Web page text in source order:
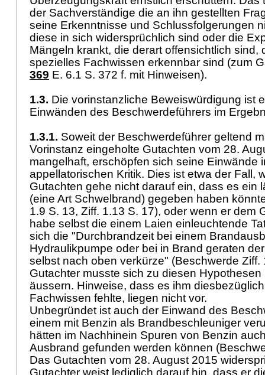
der Sachverständige die an ihn gestellten
seine Erkenntnisse und Schlussfolgerungen
diese in sich widersprüchlich sind oder die
Mängeln krankt, die derart offensichtlich sind,
spezielles Fachwissen erkennbar sind (zum
369 E. 6.1 S. 372 f. mit Hinweisen).
1.3. Die vorinstanzliche Beweiswürdigung ist
Einwänden des Beschwerdeführers im
1.3.1. Soweit der Beschwerdeführer geltend
Vorinstanz eingeholte Gutachten vom 28.
mangelhaft, erschöpfen sich seine Einwände
appellatorischen Kritik. Dies ist etwa der Fall,
Gutachten gehe nicht darauf ein, dass es ein
(eine Art Schwelbrand) gegeben haben
1.9 S. 13, Ziff. 1.13 S. 17), oder wenn er dem
habe selbst die einem Laien einleuchtende
sich die "Durchbrandzeit bei einem
Hydraulikpumpe oder bei in Brand geraten
selbst nach oben verkürze" (Beschwerde Ziff.
Gutachter musste sich zu diesen Hypothesen
äussern. Hinweise, dass es ihm
Fachwissen fehlte, liegen nicht vor.
Unbegründet ist auch der Einwand des
einem mit Benzin als Brandbeschleuniger
hätten im Nachhinein Spuren von Benzin
Ausbrand gefunden werden können
Das Gutachten vom 28. August 2015
Gutachter weist lediglich darauf hin, dass er